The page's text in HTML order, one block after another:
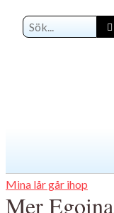
Mina lår går ihop
Mer Egoina